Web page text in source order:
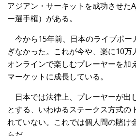
アジアン・サーキットを成功させた
ー選手権）がある。
今から15年前、日本のライブポー
ぎなかった。これが今や、楽に10万
オンラインで楽しむプレーヤーを加
マーケットに成長している。
日本では法律上、プレーヤーが出
とする、いわゆるステークス方式の
れていない。これでは個人間の賭け